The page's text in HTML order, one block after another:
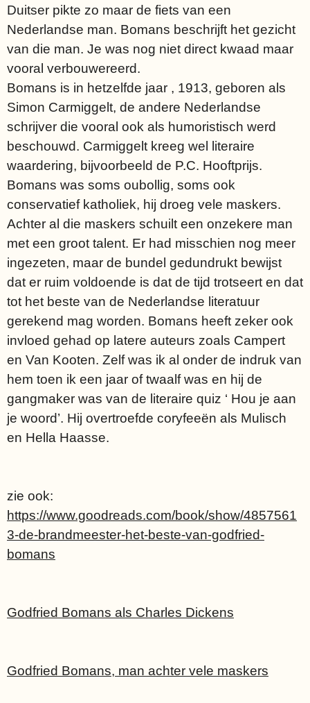
Duitser pikte zo maar de fiets van een
Nederlandse man. Bomans beschrijft het gezicht
van die man. Je was nog niet direct kwaad maar
vooral verbouwereerd.
Bomans is in hetzelfde jaar , 1913, geboren als
Simon Carmiggelt, de andere Nederlandse
schrijver die vooral ook als humoristisch werd
beschouwd. Carmiggelt kreeg wel literaire
waardering, bijvoorbeeld de P.C. Hooftprijs.
Bomans was soms oubollig, soms ook
conservatief katholiek, hij droeg vele maskers.
Achter al die maskers schuilt een onzekere man
met een groot talent. Er had misschien nog meer
ingezeten, maar de bundel gedundrukt bewijst
dat er ruim voldoende is dat de tijd trotseert en dat
tot het beste van de Nederlandse literatuur
gerekend mag worden. Bomans heeft zeker ook
invloed gehad op latere auteurs zoals Campert
en Van Kooten. Zelf was ik al onder de indruk van
hem toen ik een jaar of twaalf was en hij de
gangmaker was van de literaire quiz ‘ Hou je aan
je woord’. Hij overtroefde coryfeeën als Mulisch
en Hella Haasse.
zie ook:
https://www.goodreads.com/book/show/4857561
3-de-brandmeester-het-beste-van-godfried-
bomans
Godfried Bomans als Charles Dickens
Godfried Bomans, man achter vele maskers